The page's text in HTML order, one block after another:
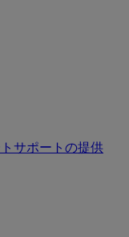
サポートの提供